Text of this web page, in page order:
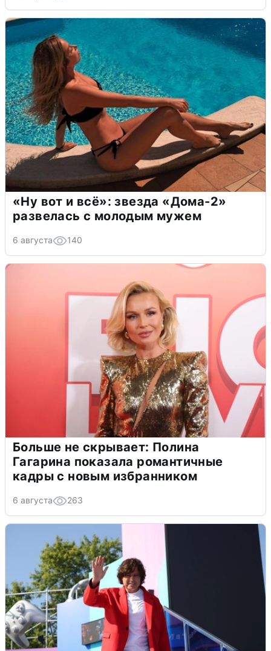
«Ну вот и всё»: звезда «Дома-2»
развелась с молодым мужем
6 августа 140
Больше не скрывает: Полина
Гагарина показала романтичные
кадры с новым избранником
6 августа 263